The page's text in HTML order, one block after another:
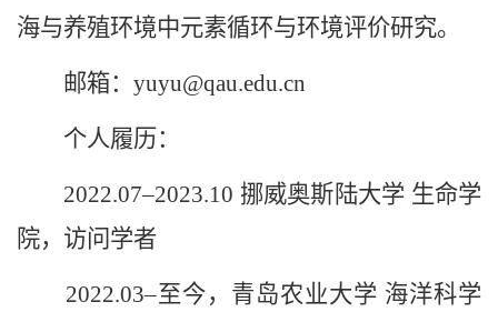
海与养殖环境中元素循环与环境评价研究。
邮箱：yuyu@qau.edu.cn
个人履历：
2022.07–2023.10 挪威奥斯陆大学 生命学
院，访问学者
2022.03–至今，青岛农业大学 海洋科学